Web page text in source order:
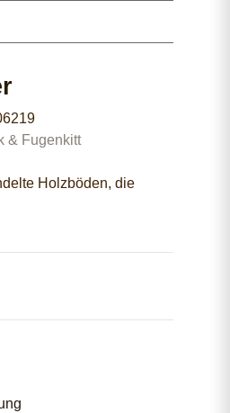
& Fugenkitt
Holzböden, die